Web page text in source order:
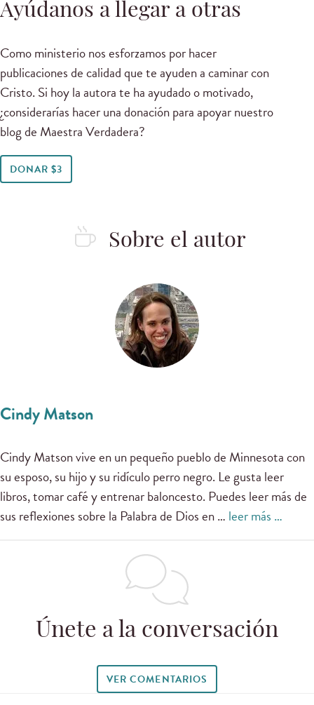
Ayúdanos a llegar a otras
Como ministerio nos esforzamos por hacer
publicaciones de calidad que te ayuden a caminar con
Cristo. Si hoy la autora te ha ayudado o motivado,
¿considerarías hacer una donación para apoyar nuestro
blog de Maestra Verdadera?
DONAR $3
Sobre el autor
Cindy Matson
Cindy Matson vive en un pequeño pueblo de Minnesota con
su esposo, su hijo y su ridículo perro negro. Le gusta leer
libros, tomar café y entrenar baloncesto. Puedes leer más de
sus reflexiones sobre la Palabra de Dios en … leer más …
Únete a la conversación
VER COMENTARIOS